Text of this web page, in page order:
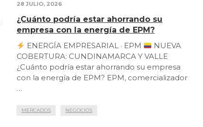
28 JULIO, 2026
¿Cuánto podría estar ahorrando su
empresa con la energía de EPM?
ENERGÍA EMPRESARIAL · EPM
NUEVA
COBERTURA: CUNDINAMARCA Y VALLE
¿Cuánto podría estar ahorrando su empresa
con la energía de EPM? EPM, comercializador
…
MERCADOS NEGOCIOS